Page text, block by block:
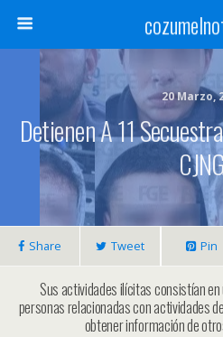
20 Marzo,
Detienen A 11
Share Tweet Pin
Sus actividades ilícitas consistían
personas relacionadas con actividades
obtener información de